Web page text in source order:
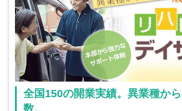
全国150の開業実績。異業種か
数。